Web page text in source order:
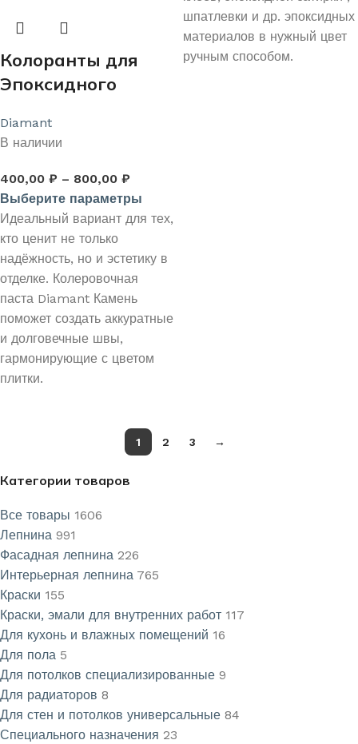
Категории товаров
Все товары 1606
Лепнина 991
Фасадная лепнина 226
Интерьерная лепнина 765
Краски 155
Краски, эмали для внутренних работ 117
Для кухонь и влажных помещений 16
Для пола 5
Для потолков специализированные 9
Для радиаторов 8
Для стен и потолков универсальные 84
Специального назначения 23
Колоранты для
Эпоксидного
о Клея «Диамант
«Диамант
Мрамор»
Diamant
В наличии
400,00 ₽ – 800,00 ₽
Выберите параметры
Идеальный вариант для тех,
кто ценит не только
надёжность, но и эстетику в
отделке. Колеровочная
паста Diamant Камень
поможет создать аккуратные
и долговечные швы,
гармонирующие с цветом
плитки.
шпатлевки и др. эпоксидных
материалов в нужный цвет
ручным способом.
1 2 3 →